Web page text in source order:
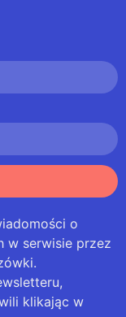
o
w serwisie przez
klikając w